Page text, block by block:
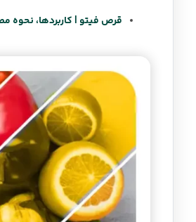
قرص فیتو | کاربردها، نحوه